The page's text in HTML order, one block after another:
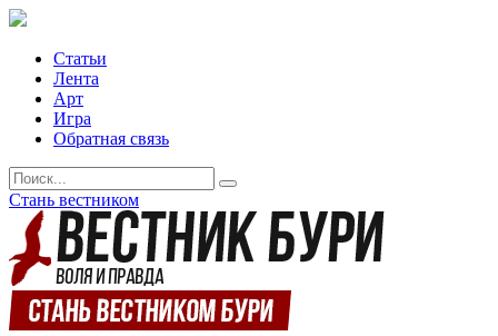
Статьи
Лента
Арт
Игра
Обратная связь
Стань вестником